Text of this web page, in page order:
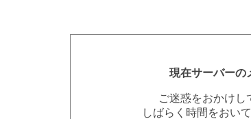
現在サーバーの
ご迷惑をおかけし
しばらく時間をおい